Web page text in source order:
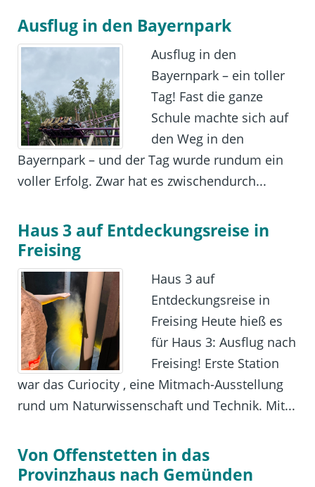
Ausflug in den Bayernpark
Ausflug in den
Bayernpark – ein toller
Tag! Fast die ganze
Schule machte sich auf
den Weg in den
Bayernpark – und der Tag wurde rundum ein
voller Erfolg. Zwar hat es zwischendurch...
Haus 3 auf Entdeckungsreise in
Freising
Haus 3 auf
Entdeckungsreise in
Freising Heute hieß es
für Haus 3: Ausflug nach
Freising! Erste Station
war das Curiocity , eine Mitmach-Ausstellung
rund um Naturwissenschaft und Technik. Mit...
Von Offenstetten in das
Provinzhaus nach Gemünden